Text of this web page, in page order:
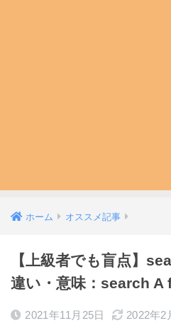
ホーム オススメ記事
【上級者でも盲点】
違い・意味：search A
2021年11月25日 2022年2